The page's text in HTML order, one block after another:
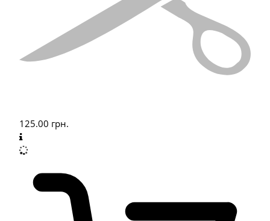
125.00 грн.